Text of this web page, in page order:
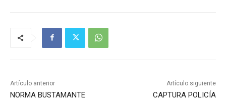
Artículo anterior
NORMA BUSTAMANTE
Artículo siguiente
CAPTURA POLICÍA